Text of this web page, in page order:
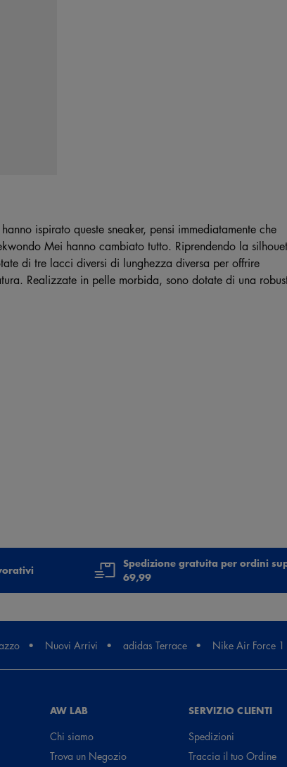
ispirato queste sneaker, pensi immediatamente che
Mei hanno cambiato tutto. Riprendendo la
di tre lacci diversi di lunghezza diversa per offrire
Realizzate in pelle morbida, sono dotate di una
Spedizione gratuita per ordini
69,99
Nuovi Arrivi adidas Terrace Nike Air Force 1
AW LAB
Chi siamo
Trova un Negozio
SERVIZIO CLIENTI
Spedizioni
Traccia il tuo Ordine